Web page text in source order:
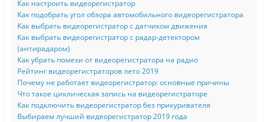
Как настроить видеорегистратор
Как подобрать угол обзора автомобильного видеорегистратора
Как выбрать видеорегистратор с датчиком движения
Как выбрать видеорегистратор с радар-детектором
(антирадаром)
Как убрать помехи от видеорегистратора на радио
Рейтинг видеорегистраторов лето 2019
Почему не работает видеорегистратор: основные причины
Что такое циклическая запись на видеорегистраторе
Как подключить видеорегистратор без прикуривателя
Выбираем лучший видеорегистратор 2019 года